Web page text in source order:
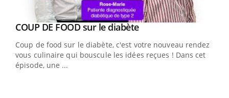
Youtube
COUP DE FOOD sur le diabèteYoutube
Coup de food sur le diabète, c'est votre nouveau rendez-
vous culinaire qui bouscule les idées reçues ! Dans cet
épisode, une ...